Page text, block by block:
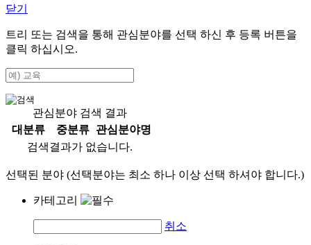
닫기
트리 또는 검색을 통해 관심분야를 선택 하신 후 등록 버튼을
클릭 하십시오.
관심분야 검색 결과
대분류
중분류
관심분야명
검색결과가 없습니다.
선택된 분야 (선택분야는 최소 하나 이상 선택 하셔야 합니다.)
카테고리
취소